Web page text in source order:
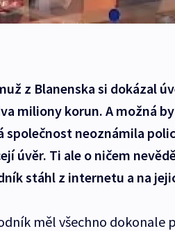
z Blanenska si dokázal
miliony korun. A možná
společnost neoznámila
úvěr. Ti ale o ničem
stáhl z internetu a na
měl všechno dokonale